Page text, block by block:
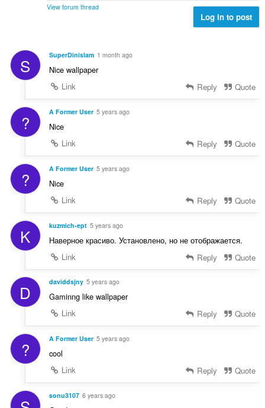
View forum thread
Log in to post
S SuperDinislam 1 month ago
Nice wallpaper
Link
Reply Quote
? A Former User 5 years ago
Nice
Link
Reply Quote
? A Former User 5 years ago
Nice
Link
Reply Quote
K kuzmich-ept 5 years ago
Наверное красиво. Установлено, но не отображается.
Link
Reply Quote
D daviddsjny 5 years ago
Gaminng like wallpaper
Link
Reply Quote
? A Former User 5 years ago
cool
Link
Reply Quote
sonu3107 6 years ago